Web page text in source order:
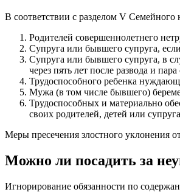
В соответствии с разделом V Семейного
Родителей совершеннолетнего
Супруга или бывшего супруга,
Супруга или бывшего супруга, в
через пять лет после развода и
Трудоспособного ребенка
Мужа (в том числе бывшего)
Трудоспособных и материально
своих родителей, детей или
Меры пресечения злостного уклонения
Можно ли посадить за
Игнорирование обязанности по